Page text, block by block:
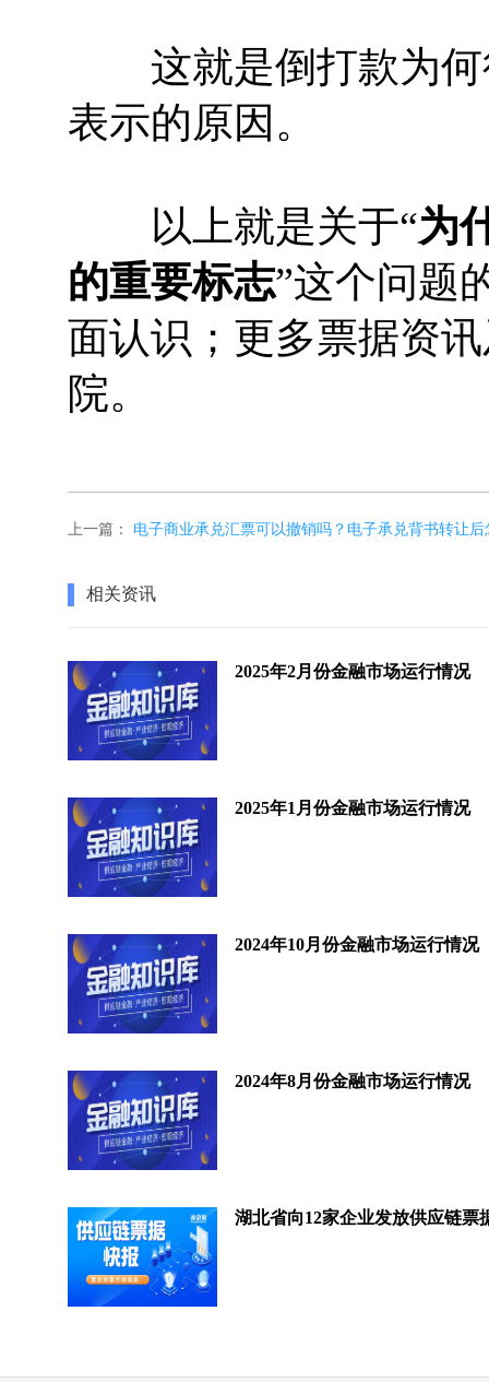
这就是倒打款为何
表示的原因。
以上就是关于“为
的重要标志”这个问题
面认识；更多票据资
院。
上一篇： 电子商业承兑汇票可以撤销吗？电子承兑背书转让后
相关资讯
2025年2月份金融市场运行情况
2025年1月份金融市场运行情况
2024年10月份金融市场运行情况
2024年8月份金融市场运行情况